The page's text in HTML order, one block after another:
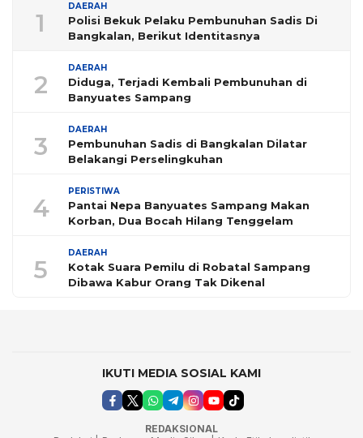
1
DAERAH
Polisi Bekuk Pelaku Pembunuhan Sadis Di
Bangkalan, Berikut Identitasnya
2
DAERAH
Diduga, Terjadi Kembali Pembunuhan di
Banyuates Sampang
3
DAERAH
Pembunuhan Sadis di Bangkalan Dilatar
Belakangi Perselingkuhan
4
PERISTIWA
Pantai Nepa Banyuates Sampang Makan
Korban, Dua Bocah Hilang Tenggelam
5
DAERAH
Kotak Suara Pemilu di Robatal Sampang
Dibawa Kabur Orang Tak Dikenal
IKUTI MEDIA SOSIAL KAMI
REDAKSIONAL